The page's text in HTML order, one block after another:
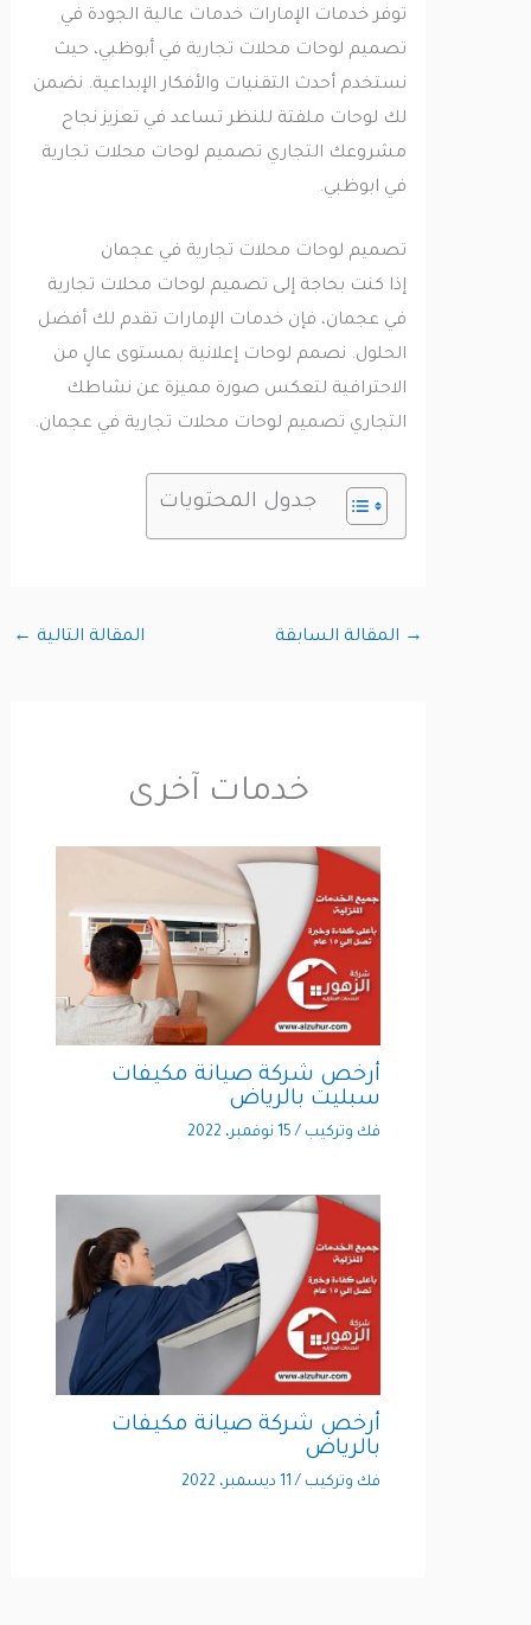
توفر خدمات الإمارات خدمات عالية الجودة في
تصميم لوحات محلات تجارية في أبوظبي، حيث
نستخدم أحدث التقنيات والأفكار الإبداعية. نضمن
لك لوحات ملفتة للنظر تساعد في تعزيز نجاح
مشروعك التجاري تصميم لوحات محلات تجارية
في ابوظبي.
تصميم لوحات محلات تجارية في عجمان
إذا كنت بحاجة إلى تصميم لوحات محلات تجارية
في عجمان، فإن خدمات الإمارات تقدم لك أفضل
الحلول. نصمم لوحات إعلانية بمستوى عالٍ من
الاحترافية لتعكس صورة مميزة عن نشاطك
التجاري تصميم لوحات محلات تجارية في عجمان.
جدول المحتويات
المقالة السابقة المقالة التالية←
خدمات آخرى
أرخص شركة صيانة مكيفات
سبليت بالرياض
فك وتركيب/15 نوفمبر، 2022
أرخص شركة صيانة مكيفات
بالرياض
فك وتركيب/11 ديسمبر، 2022